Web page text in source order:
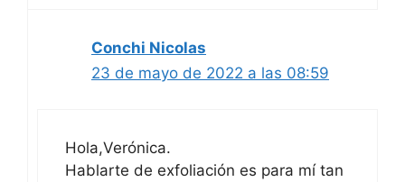
Conchi Nicolas
23 de mayo de 2022 a las 08:59
Hola,Verónica.
Hablarte de exfoliación es para mí tan